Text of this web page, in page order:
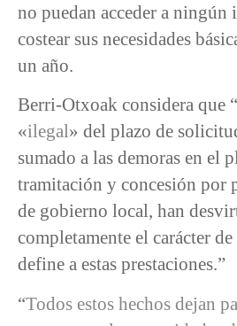
no puedan acceder a ningún
costear sus necesidades
un año.
Berri-Otxoak considera que
«ilegal» del plazo de
sumado a las demoras en el
tramitación y concesión por
de gobierno local, han
completamente el carácter
define a estas prestaciones.”
“Todos estos hechos dejan